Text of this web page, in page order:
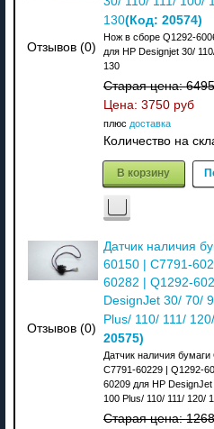
Отзывов (0)
130(Код: 20574)
Нож в сборе Q1292-
для HP Designjet 30/
130
Старая цена:
Цена: 3750 руб
плюс доставка
Количество на
В корзину
Отзывов (0)
Датчик наличия
60150 | C7791-
60282 | Q1292-
DesignJet 30/ 70/
Plus/ 110/ 111/
20575)
Датчик наличия
C7791-60229 | Q1292-
60209 для HP
100 Plus/ 110/ 111/ 120/
Старая цена: